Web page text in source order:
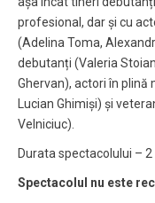
profesional, dar și cu
(Adelina Toma,
debutanți (Valeria Stoian
Ghervan), actori în
Lucian Ghimiși) și
Velniciuc).
Durata spectacolului –
Spectacolul nu este